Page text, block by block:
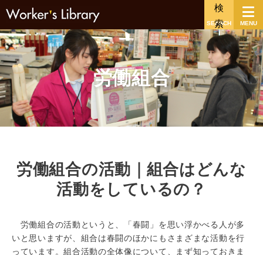
SEARCH MENU
労働組合
労働組合の活動｜組合はどんな
活動をしているの？
労働組合の活動というと、「春闘」を思い浮かべる人が多
いと思いますが、組合は春闘のほかにもさまざまな活動を行
っています。組合活動の全体像について、まず知っておきま